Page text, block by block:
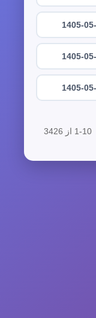
1405-
1405-
1405-
1-10 از 3426